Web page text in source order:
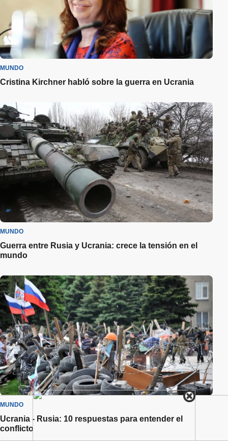
MUNDO
Cristina Kirchner habló sobre la guerra en Ucrania
MUNDO
Guerra entre Rusia y Ucrania: crece la tensión en el
mundo
MUNDO
Ucrania - Rusia: 10 respuestas para entender el
conflicto